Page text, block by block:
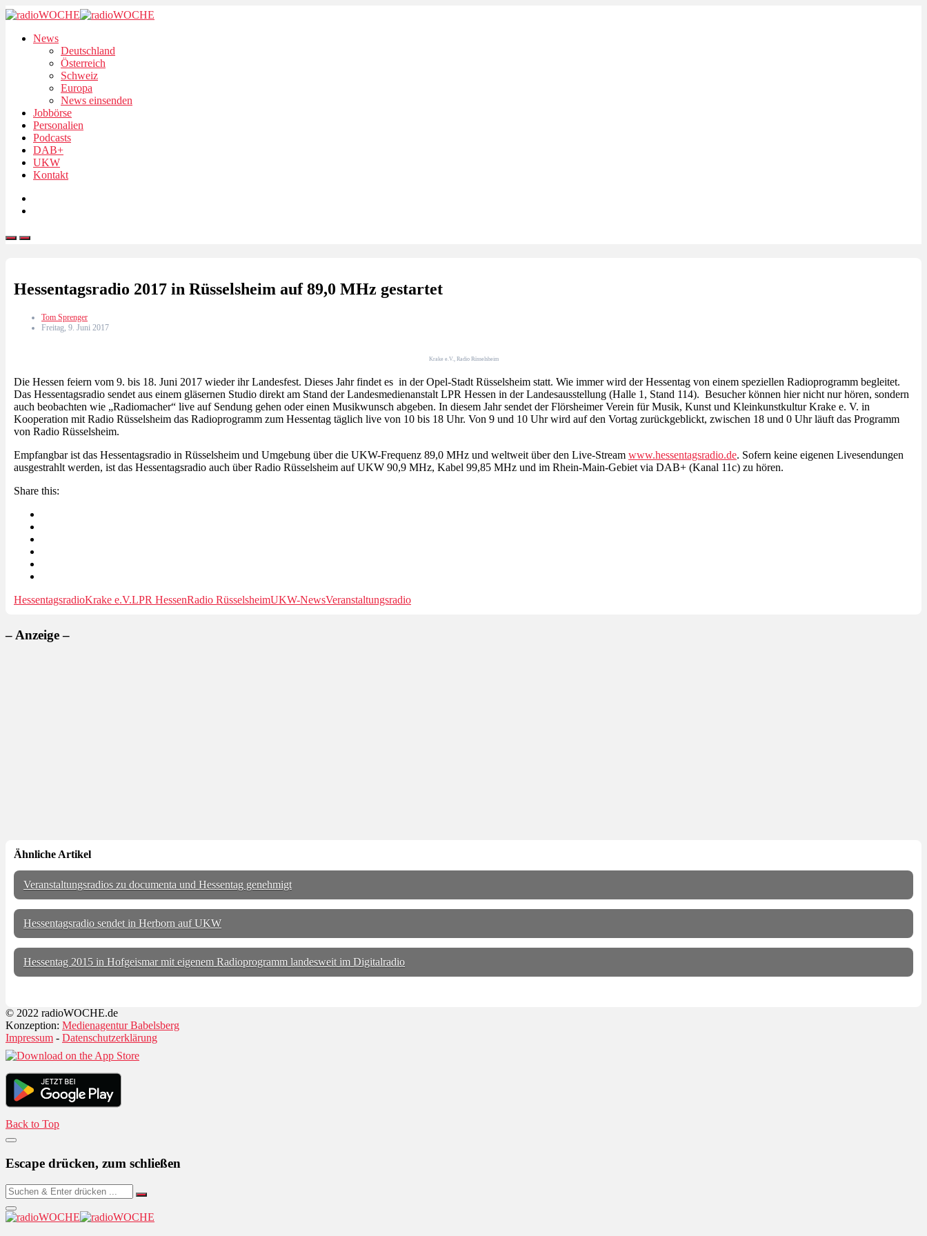
News
Deutschland
Österreich
Schweiz
Europa
News einsenden
Jobbörse
Personalien
Podcasts
DAB+
UKW
Kontakt
Hessentagsradio 2017 in Rüsselsheim auf 89,0 MHz gestartet
Tom Sprenger
Freitag, 9. Juni 2017
Krake e.V., Radio Rüsselsheim
Die Hessen feiern vom 9. bis 18. Juni 2017 wieder ihr Landesfest. Dieses Jahr findet es in der Opel-Stadt Rüsselsheim statt. Wie immer wird der Hessentag von einem speziellen Radioprogramm begleitet.
Das Hessentagsradio sendet aus einem gläsernen Studio direkt am Stand der Landesmedienanstalt LPR Hessen in der Landesausstellung (Halle 1, Stand 114). Besucher können hier nicht nur hören, sondern
auch beobachten wie „Radiomacher“ live auf Sendung gehen oder einen Musikwunsch abgeben. In diesem Jahr sendet der Flörsheimer Verein für Musik, Kunst und Kleinkunstkultur Krake e. V. in
Kooperation mit Radio Rüsselsheim das Radioprogramm zum Hessentag täglich live von 10 bis 18 Uhr. Von 9 und 10 Uhr wird auf den Vortag zurückgeblickt, zwischen 18 und 0 Uhr läuft das Programm
von Radio Rüsselsheim.
Empfangbar ist das Hessentagsradio in Rüsselsheim und Umgebung über die UKW-Frequenz 89,0 MHz und weltweit über den Live-Stream www.hessentagsradio.de. Sofern keine eigenen Livesendungen
ausgestrahlt werden, ist das Hessentagsradio auch über Radio Rüsselsheim auf UKW 90,9 MHz, Kabel 99,85 MHz und im Rhein-Main-Gebiet via DAB+ (Kanal 11c) zu hören.
Share this:
HessentagsradioKrake e.V.LPR HessenRadio RüsselsheimUKW-NewsVeranstaltungsradio
– Anzeige –
Ähnliche Artikel
Veranstaltungsradios zu documenta und Hessentag genehmigt
Hessentagsradio sendet in Herborn auf UKW
Hessentag 2015 in Hofgeismar mit eigenem Radioprogramm landesweit im Digitalradio
© 2022 radioWOCHE.de
Konzeption: Medienagentur Babelsberg
Impressum - Datenschutzerklärung
Back to Top
Escape drücken, zum schließen